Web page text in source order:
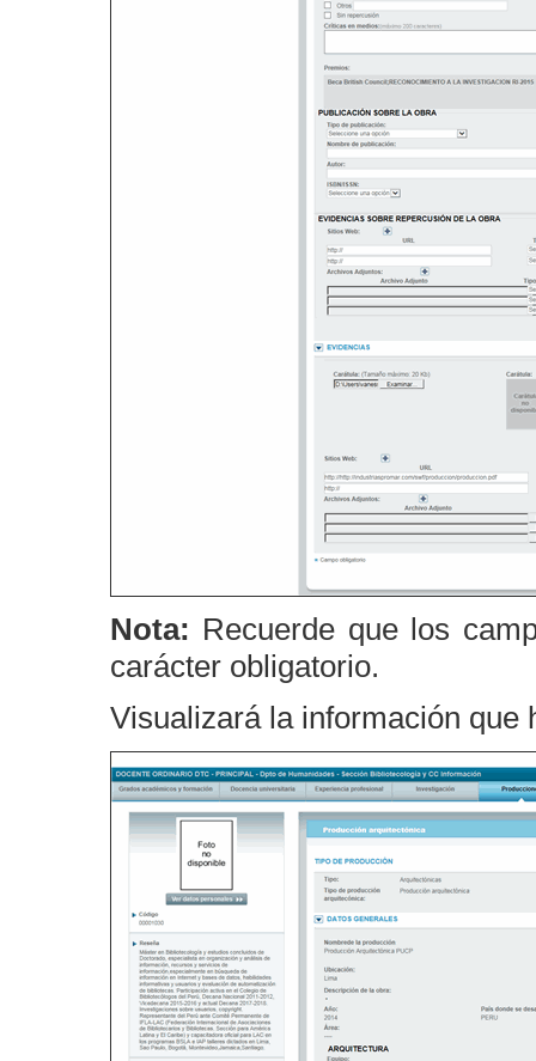
Nota: Recuerde que los
carácter obligatorio.
Visualizará la información que